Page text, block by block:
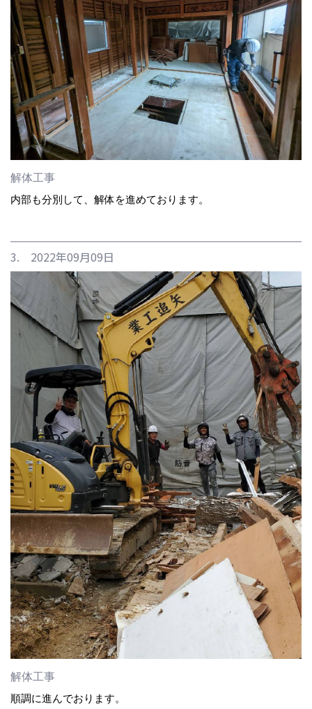
解体工事
内部も分別して、解体を進めております。
3. 2022年09月09日
解体工事
順調に進んでおります。